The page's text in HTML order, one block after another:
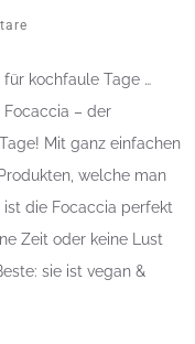
kochfaule Tage …
– der
Mit ganz einfachen
welche man
die Focaccia perfekt
Zeit oder keine Lust
sie ist vegan &